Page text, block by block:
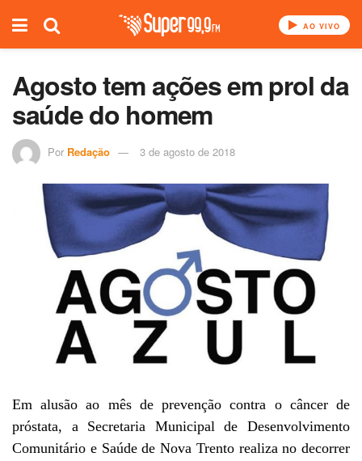
AO VIVO
Agosto tem ações em prol da
saúde do homem
Por Redação 3 de agosto de 2018
Em alusão ao mês de prevenção contra o câncer de
próstata, a Secretaria Municipal de Desenvolvimento
Comunitário e Saúde de Nova Trento realiza no decorrer